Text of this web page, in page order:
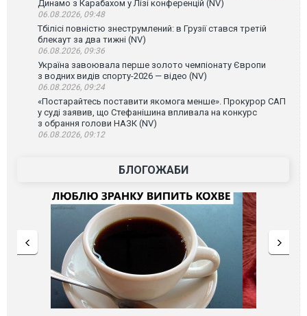
Динамо з Карабахом у Лізі конференцій (NV)
06.08.2026, 09:48
Тбілісі повністю знеструмлений: в Грузії стався третій
блекаут за два тижні (NV)
06.08.2026, 09:36
Україна завоювала перше золото чемпіонату Європи
з водних видів спорту-2026 — відео (NV)
06.08.2026, 09:24
«Постарайтесь поставити якомога менше». Прокурор САП
у суді заявив, що Стефанішина впливала на конкурс
з обрання голови НАЗК (NV)
06.08.2026, 09:12
БЛОГОЖАБИ